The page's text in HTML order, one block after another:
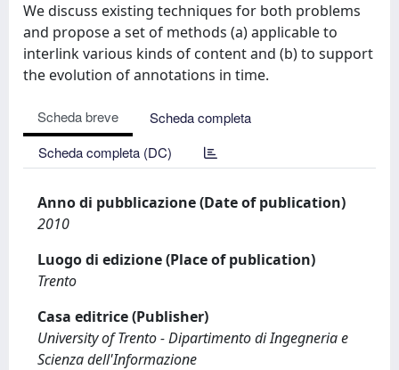
We discuss existing techniques for both problems
and propose a set of methods (a) applicable to
interlink various kinds of content and (b) to support
the evolution of annotations in time.
Scheda breve
Scheda completa
Scheda completa (DC)
Anno di pubblicazione (Date of publication)
2010
Luogo di edizione (Place of publication)
Trento
Casa editrice (Publisher)
University of Trento - Dipartimento di Ingegneria e
Scienza dell'Informazione